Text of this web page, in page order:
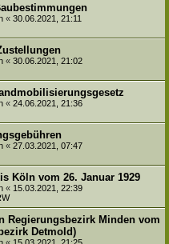
« 30.06.2021, 21:11
« 30.06.2021, 21:02
« 24.06.2021, 21:36
« 27.03.2021, 07:47
Köln vom 26. Januar 1929
« 15.03.2021, 22:39
Regierungsbezirk Minden vom
Detmold)
« 15.03.2021, 21:25